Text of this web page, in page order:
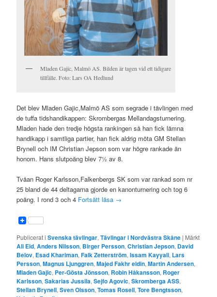
Mladen Gajic, Malmö AS. Bilden är tagen vid ett tidigare
tillfälle. Foto: Lars OA Hedlund
Det blev Mladen Gajic,Malmö AS som segrade i tävlingen med
de tuffa tidshandikappen: Skrombergas Mellandagsturnering.
Mladen hade den tredje högsta rankingen så han fick lämna
handikapp i samtliga partier, han fick aldrig möta GM Stellan
Brynell och IM Christian Jepson som var högre rankade än
honom. Hans slutpoäng blev 7½ av 8.
Tvåan Roger Karlsson,Falkenbergs SK som var rankad som nr
25 bland de 44 deltagarna gjorde en kanonturnering och tog 6
poäng. I rond 3 och 4 Fortsätt läsa →
Publicerat i Svenska tävlingar,Tävlingar i Nordvästra Skåne | Märkt
Ali Eid,Anders Nilsson, Birger Persson,Christian Jepson, David
Belov, Esad Khariman,Falk Zetterström,Issam Kayyali, Lars
Persson,Magnus Ljunggren,Majed Fakhr eldin,Martin Andersen,
Mladen Gajic, Per-Gösta Jönsson, Robin Håkansson, Roger
Karlsson,Sakarias Jussila,Sejfo Agovic,Skromberga ASS,
Stellan Brynell,Sven Olsson,Tomas Rosell,Tore Bengtsson,